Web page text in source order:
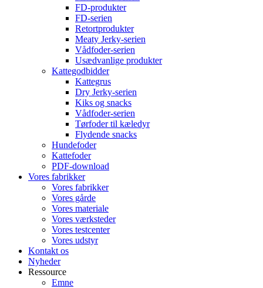
FD-produkter
FD-serien
Retortprodukter
Meaty Jerky-serien
Vådfoder-serien
Usædvanlige produkter
Kattegodbidder
Kattegrus
Dry Jerky-serien
Kiks og snacks
Vådfoder-serien
Tørfoder til kæledyr
Flydende snacks
Hundefoder
Kattefoder
PDF-download
Vores fabrikker
Vores fabrikker
Vores gårde
Vores materiale
Vores værksteder
Vores testcenter
Vores udstyr
Kontakt os
Nyheder
Ressource
Emne